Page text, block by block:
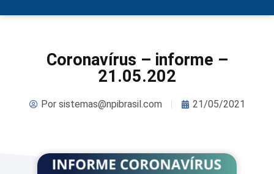
Coronavírus – informe –
21.05.202
Porsistemas@npibrasil.com 21/05/2021